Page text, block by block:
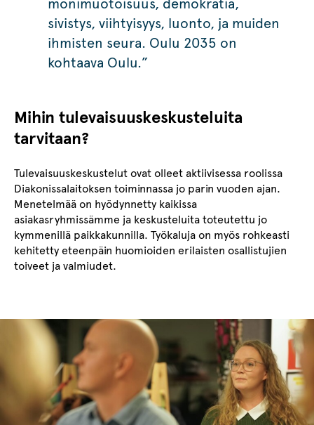
monimuotoisuus, demokratia,
sivistys, viihtyisyys, luonto, ja muiden
ihmisten seura. Oulu 2035 on
kohtaava Oulu.”
Mihin tulevaisuuskeskusteluita
tarvitaan?
Tulevaisuuskeskustelut ovat olleet aktiivisessa roolissa
Diakonissalaitoksen toiminnassa jo parin vuoden ajan.
Menetelmää on hyödynnetty kaikissa
asiakasryhmissämme ja keskusteluita toteutettu jo
kymmenillä paikkakunnilla. Työkaluja on myös rohkeasti
kehitetty eteenpäin huomioiden erilaisten osallistujien
toiveet ja valmiudet.